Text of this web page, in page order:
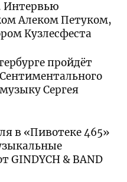
Интервью
Алеком Петуком,
Кузлесфеста
пройдёт
Сергея
в «Пивотеке 465»
GINDYCH & BAND